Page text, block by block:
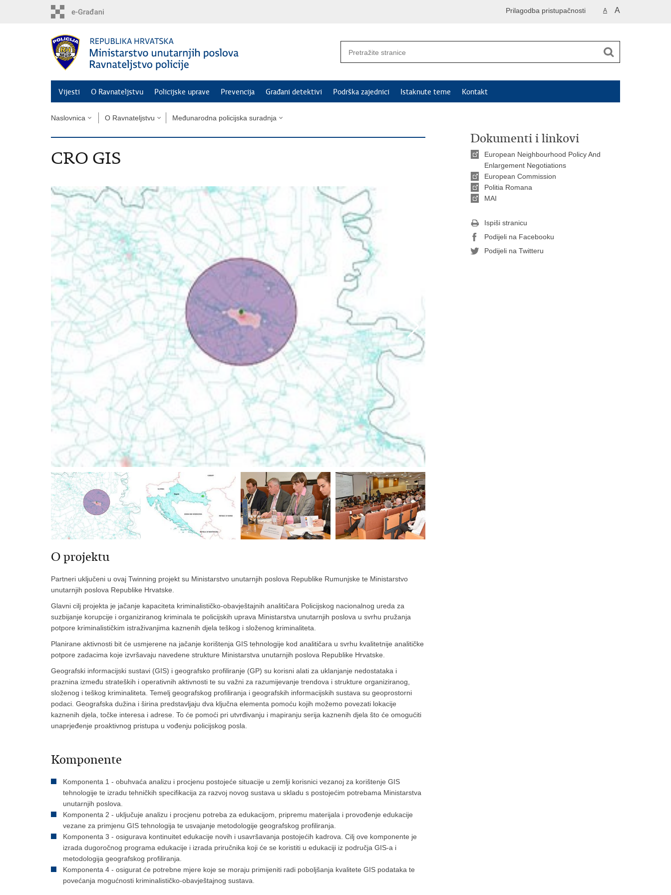
A A
Prilagodba pristupačnosti
Vijesti O Ravnateljstvu Policijske uprave Prevencija Građani detektivi Podrška zajednici Istaknute teme Kontakt
Naslovnica O Ravnateljstvu Međunarodna policijska suradnja
CRO GIS
O projektu
Partneri uključeni u ovaj Twinning projekt su Ministarstvo unutarnjih poslova Republike Rumunjske te Ministarstvo
unutarnjih poslova Republike Hrvatske.
Glavni cilj projekta je jačanje kapaciteta kriminalističko-obavještajnih analitičara Policijskog nacionalnog ureda za
suzbijanje korupcije i organiziranog kriminala te policijskih uprava Ministarstva unutarnjih poslova u svrhu pružanja
potpore kriminalističkim istraživanjima kaznenih djela teškog i složenog kriminaliteta.
Planirane aktivnosti bit će usmjerene na jačanje korištenja GIS tehnologije kod analitičara u svrhu kvalitetnije analitičke
potpore zadacima koje izvršavaju navedene strukture Ministarstva unutarnjih poslova Republike Hrvatske.
Geografski informacijski sustavi (GIS) i geografsko profiliranje (GP) su korisni alati za uklanjanje nedostataka i
praznina između strateških i operativnih aktivnosti te su važni za razumijevanje trendova i strukture organiziranog,
složenog i teškog kriminaliteta. Temelj geografskog profiliranja i geografskih informacijskih sustava su geoprostorni
podaci. Geografska dužina i širina predstavljaju dva ključna elementa pomoću kojih možemo povezati lokacije
kaznenih djela, točke interesa i adrese. To će pomoći pri utvrđivanju i mapiranju serija kaznenih djela što će omogućiti
unaprjeđenje proaktivnog pristupa u vođenju policijskog posla.
Komponente
Komponenta 1 - obuhvaća analizu i procjenu postojeće situacije u zemlji korisnici vezanoj za korištenje GIS
tehnologije te izradu tehničkih specifikacija za razvoj novog sustava u skladu s postojećim potrebama Ministarstva
unutarnjih poslova.
Komponenta 2 - uključuje analizu i procjenu potreba za edukacijom, pripremu materijala i provođenje edukacije
vezane za primjenu GIS tehnologija te usvajanje metodologije geografskog profiliranja.
Komponenta 3 - osigurava kontinuitet edukacije novih i usavršavanja postojećih kadrova. Cilj ove komponente je
izrada dugoročnog programa edukacije i izrada priručnika koji će se koristiti u edukaciji iz područja GIS-a i
metodologija geografskog profiliranja.
Komponenta 4 - osigurat će potrebne mjere koje se moraju primijeniti radi poboljšanja kvalitete GIS podataka te
povećanja mogućnosti kriminalističko-obavještajnog sustava.
Dokumenti i linkovi
European Neighbourhood Policy And
Enlargement Negotiations
European Commission
Politia Romana
MAI
Ispiši stranicu
Podijeli na Facebooku
Podijeli na Twitteru